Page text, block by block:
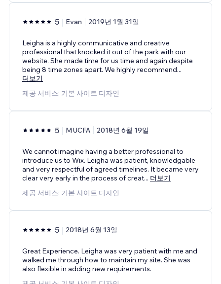
5 Evan 2019년 1월 31일
Leigha is a highly communicative and creative
professional that knocked it out of the park with our
website. She made time for us time and again despite
being 8 time zones apart. We highly recommend...
더보기
제공 서비스: 기본 사이트 디자인
5 MUCFA 2018년 6월 19일
We cannot imagine having a better professional to
introduce us to Wix. Leigha was patient, knowledgable
and very respectful of agreed timelines. It became very
clear very early in the process of creat... 더보기
제공 서비스: 기본 사이트 디자인
5 2018년 6월 13일
Great Experience. Leigha was very patient with me and
walked me through how to maintain my site. She was
also flexible in adding new requirements.